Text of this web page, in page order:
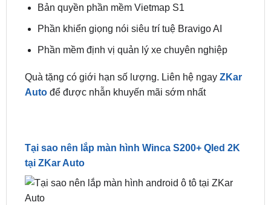
2K quý khách sẽ được tặng nhẫn phần quà hấp
dẫn:
Bản quyền phần mềm Vietmap S1
Phần khiển giọng nói siêu trí tuệ Bravigo AI
Phần mềm định vị quản lý xe chuyên nghiệp
để được nhẫn khuyến mãi sớm nhất
Tại sao nên lắp màn hình Winca S200+ Qled 2K